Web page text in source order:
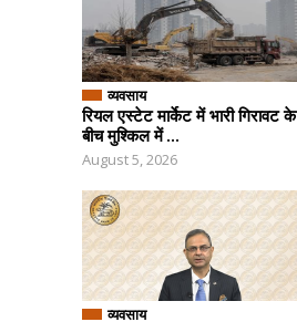
व्यवसाय
रियल एस्टेट मार्केट में भारी गिरावट के
बीच मुश्किल में ...
August 5, 2026
व्यवसाय